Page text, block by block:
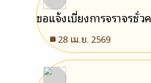
ขอแจ้งเบี่ยงการจราจรชั่ว
28 เม.ย. 2569